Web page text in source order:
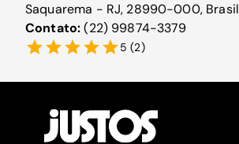
Saquarema - RJ, 28990-000, Brasil
Contato:(22) 99874-3379
5 (2)